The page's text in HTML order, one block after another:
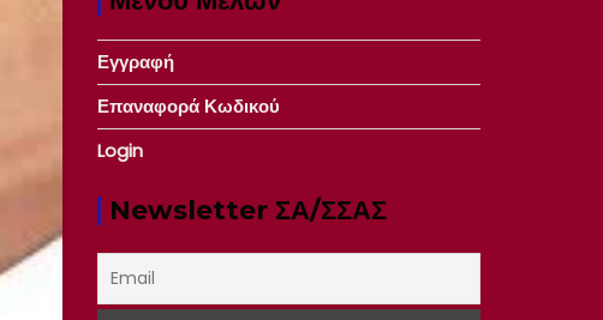
Εγγραφή
Επαναφορά Κωδικού
Login
Newsletter ΣΑ/ΣΣΑΣ